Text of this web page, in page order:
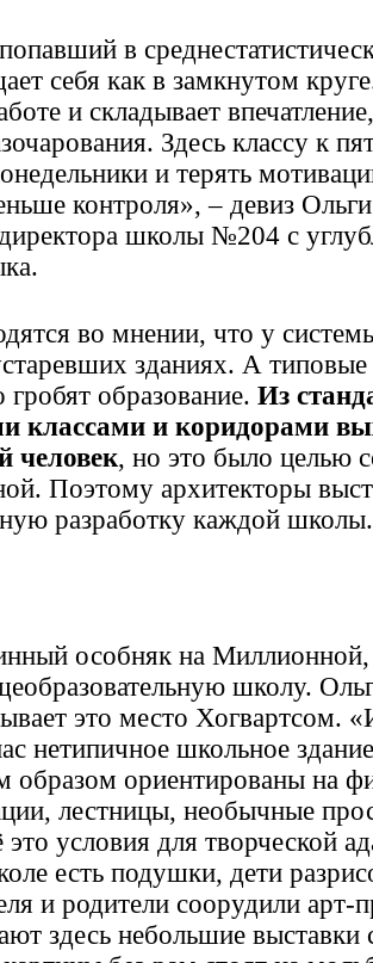
в
себя как в замкнутом
и складывает
Здесь классу к
и терять
контроля», – девиз
директора школы №204 с
во мнении, что у
зданиях. А
гробят образование. Из
классами и коридорами
человек, но это было целью
Поэтому архитекторы
разработку каждой школы.
особняк на
школу.
это место Хогвартсом.
нетипичное школьное
образом ориентированы на
лестницы, необычные
это условия для творческой
есть подушки, дети
и родители соорудили арт-
здесь небольшие